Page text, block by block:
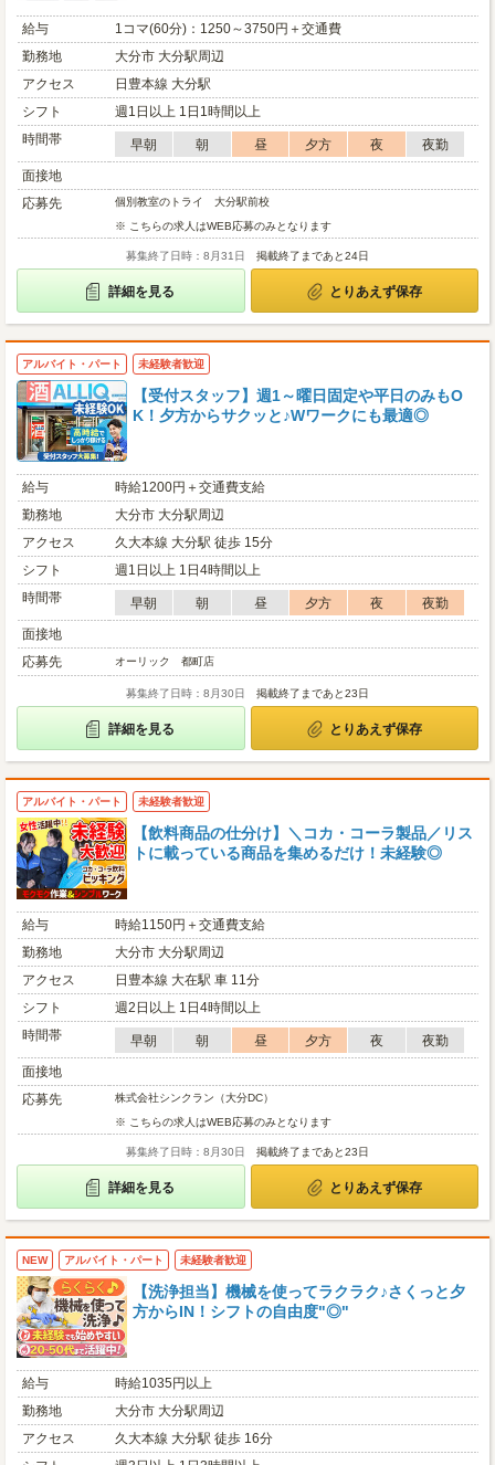
給与
1コマ(60分)：1250～3750円＋交通費
勤務地
大分市 大分駅周辺
アクセス
日豊本線 大分駅
シフト
週1日以上 1日1時間以上
時間帯
早朝 朝 昼 夕方 夜
夜勤
面接地
応募先
個別教室のトライ 大分駅前校
※ こちらの求人はWEB応募のみとなります
募集終了日時：8月31日 掲載終了まであと24日
詳細を見る とりあえず保存
アルバイト・パート 未経験者歓迎
【受付スタッフ】週1～曜日固定や平日のみもO
K！夕方からサクッと♪Wワークにも最適◎
給与
時給1200円＋交通費支給
勤務地
大分市 大分駅周辺
アクセス
久大本線 大分駅 徒歩 15分
シフト
週1日以上 1日4時間以上
時間帯
早朝 朝 昼 夕方 夜
夜勤
面接地
応募先
オーリック 都町店
募集終了日時：8月30日 掲載終了まであと23日
詳細を見る とりあえず保存
アルバイト・パート 未経験者歓迎
【飲料商品の仕分け】＼コカ・コーラ製品／リス
トに載っている商品を集めるだけ！未経験◎
給与
時給1150円＋交通費支給
勤務地
大分市 大分駅周辺
アクセス
日豊本線 大在駅 車 11分
シフト
週2日以上 1日4時間以上
時間帯
早朝 朝 昼 夕方 夜
夜勤
面接地
応募先
株式会社シンクラン（大分DC）
※ こちらの求人はWEB応募のみとなります
募集終了日時：8月30日 掲載終了まであと23日
詳細を見る とりあえず保存
NEW アルバイト・パート 未経験者歓迎
【洗浄担当】機械を使ってラクラク♪さくっと夕
方からIN！シフトの自由度"◎"
給与
時給1035円以上
勤務地
大分市 大分駅周辺
アクセス
久大本線 大分駅 徒歩 16分